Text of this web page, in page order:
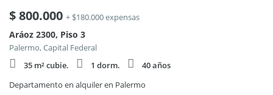
$800.000 + $180.000 expensas
Aráoz 2300, Piso 3
Palermo, Capital Federal
35 m² cubie.
1 dorm.
40 años
Departamento en alquiler en Palermo